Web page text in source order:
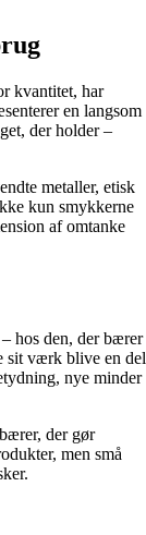
kvantitet, har
en langsom
der holder –
metaller, etisk
kun smykkerne
af omtanke
hos den, der bærer
sit værk blive en del
nye minder
der gør
men små